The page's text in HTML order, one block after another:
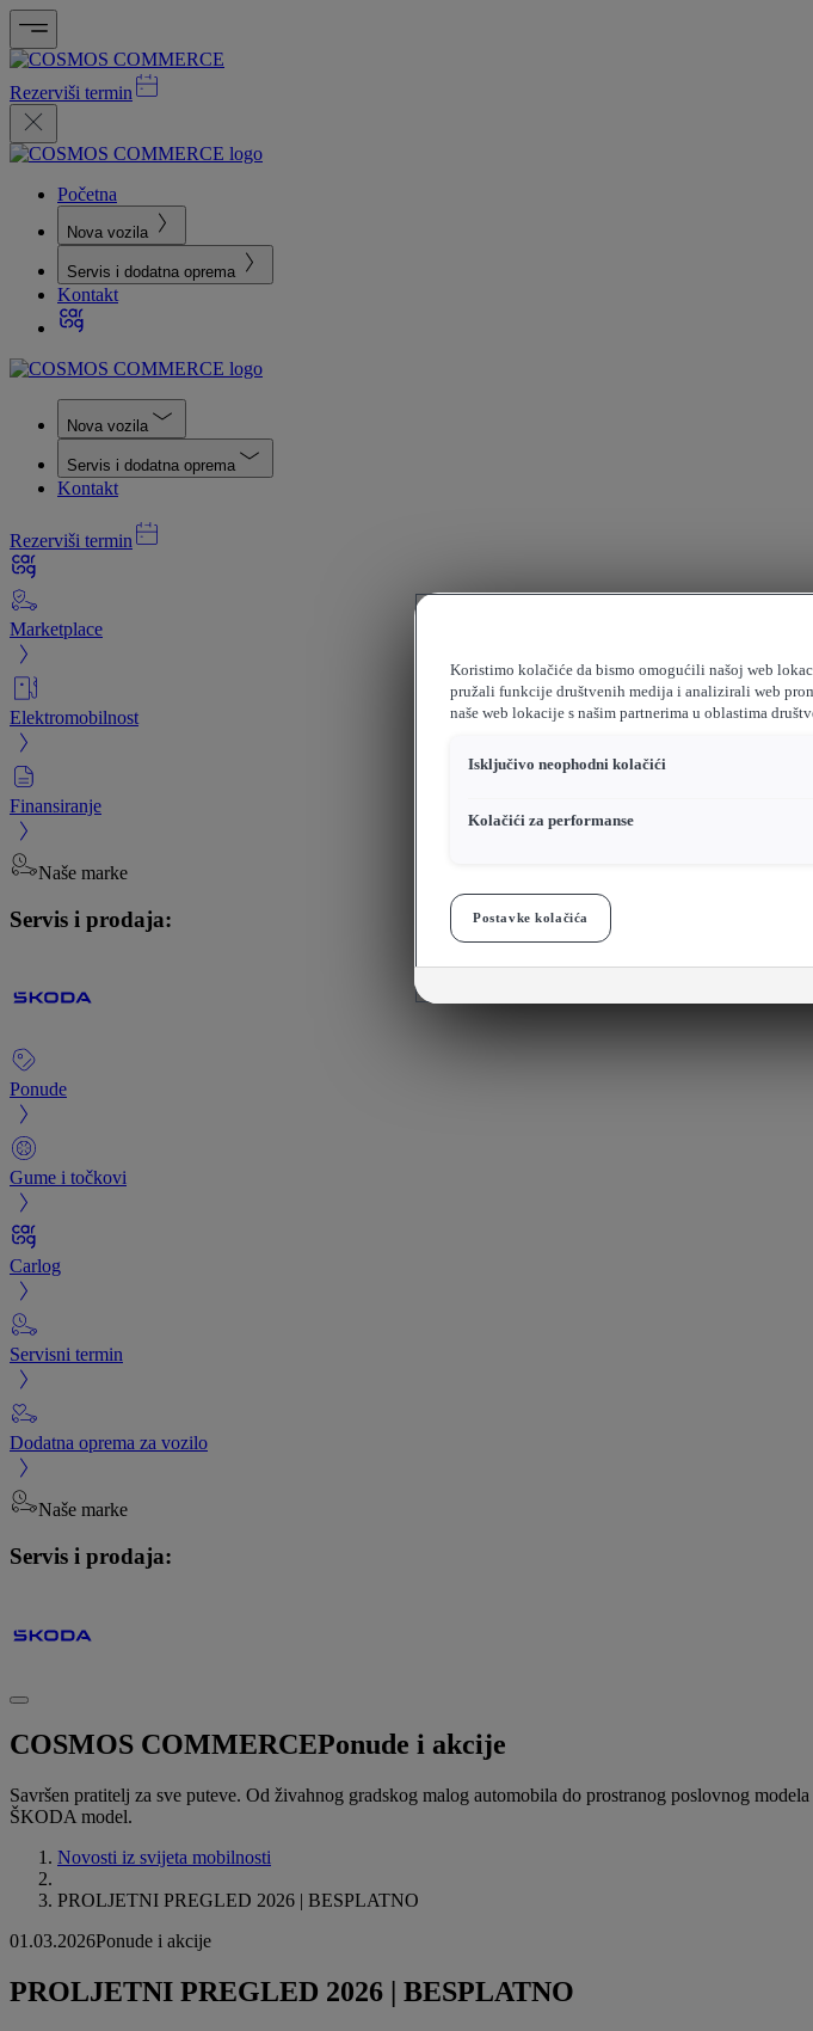
Rezerviši termin
Početna
Nova vozila
Servis i dodatna oprema
Kontakt
Nova vozila
Servis i dodatna oprema
Kontakt
Rezerviši termin
Marketplace
Elektromobilnost
Finansiranje
Naše marke
Servis i prodaja:
Ponude
Gume i točkovi
Carlog
Servisni termin
Dodatna oprema za vozilo
Naše marke
Servis i prodaja:
COSMOS COMMERCEPonude i akcije
Savršen pratitelj za sve puteve. Od živahnog gradskog malog automobila do prostranog poslovnog
ŠKODA model.
Novosti iz svijeta mobilnosti
PROLJETNI PREGLED 2026 | BESPLATNO
01.03.2026Ponude i akcije
PROLJETNI PREGLED 2026 | BESPLATNO
Koristimo kolačiće da bismo omogućili našoj web
pružali funkcije društvenih medija i analizirali web
naše web lokacije s našim partnerima u oblastima
Isključivo neophodni kolačići
Kolačići za performanse
Postavke kolačića